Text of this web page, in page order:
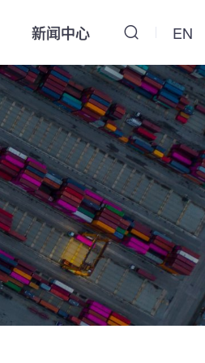
EN
新闻中心